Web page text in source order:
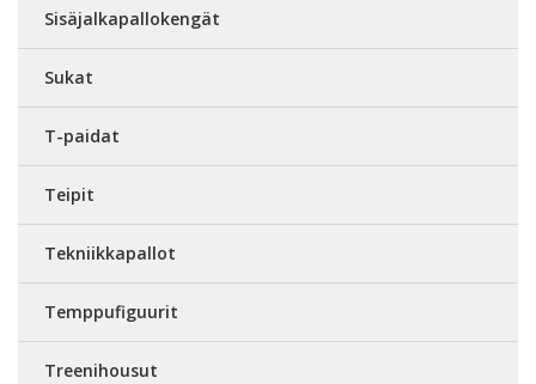
Sisäjalkapallokengät
Sukat
T-paidat
Teipit
Tekniikkapallot
Temppufiguurit
Treenihousut